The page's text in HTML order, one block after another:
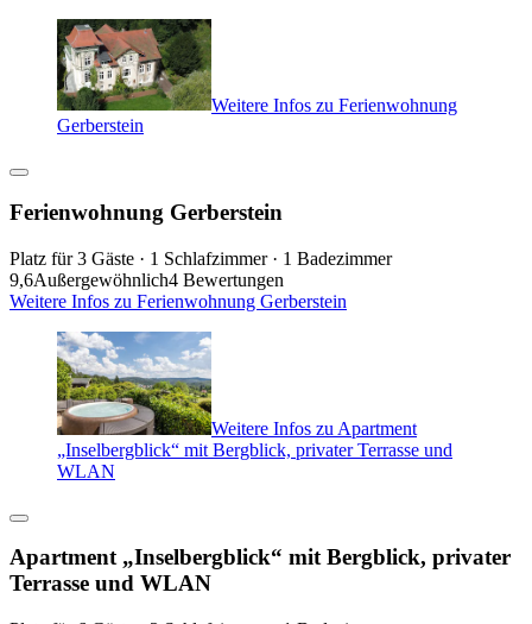
Weitere Infos zu Ferienwohnung
Gerberstein
Ferienwohnung Gerberstein
Platz für 3 Gäste · 1 Schlafzimmer · 1 Badezimmer
9,6Außergewöhnlich4 Bewertungen
Weitere Infos zu Ferienwohnung Gerberstein
Weitere Infos zu Apartment
„Inselbergblick“ mit Bergblick, privater Terrasse und
WLAN
Apartment „Inselbergblick“ mit Bergblick, privater
Terrasse und WLAN